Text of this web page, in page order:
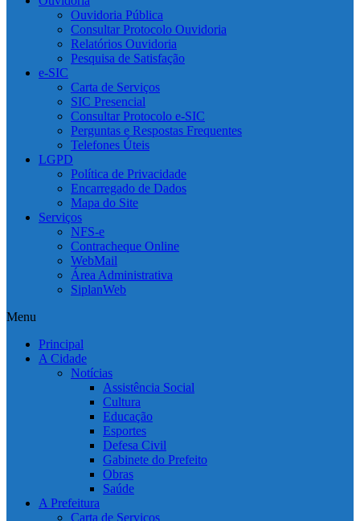
Ouvidoria Pública
Consultar Protocolo Ouvidoria
Relatórios Ouvidoria
Pesquisa de Satisfação
e-SIC
Carta de Serviços
SIC Presencial
Consultar Protocolo e-SIC
Perguntas e Respostas Frequentes
Telefones Úteis
LGPD
Política de Privacidade
Encarregado de Dados
Mapa do Site
Serviços
NFS-e
Contracheque Online
WebMail
Área Administrativa
SiplanWeb
Menu
Principal
A Cidade
Notícias
Assistência Social
Cultura
Educação
Esportes
Defesa Civil
Gabinete do Prefeito
Obras
Saúde
A Prefeitura
Carta de Serviços